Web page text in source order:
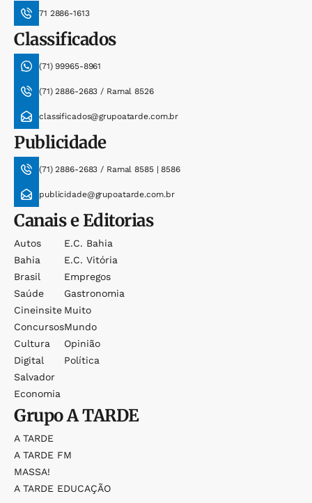
71 2886-1613
Classificados
(71) 99965-8961
(71) 2886-2683 / Ramal 8526
classificados@grupoatarde.com.br
Publicidade
(71) 2886-2683 / Ramal 8585 | 8586
publicidade@grupoatarde.com.br
Canais e Editorias
Autos
Bahia
Brasil
Saúde
Cineinsite
Concursos
Cultura
Digital
Salvador
Economia
E.c. Bahia
E.c. Vitória
Empregos
Gastronomia
Muito
Mundo
Opinião
Política
GrupoA TARDE
A TARDE
A TARDE FM
MASSA!
A TARDE EDUCAÇÃO